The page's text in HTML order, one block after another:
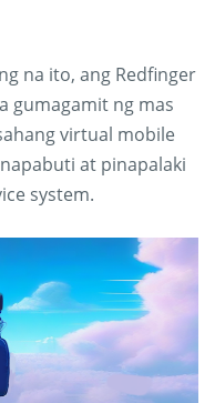
na ito, ang Redfinger
gumagamit ng mas
virtual mobile
at pinapalaki
system.